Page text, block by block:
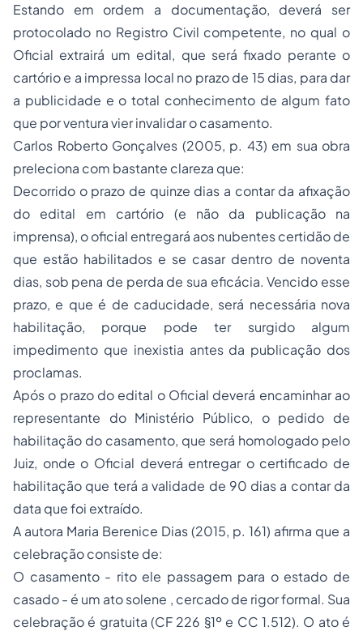
Estando em ordem a documentação, deverá ser
protocolado no Registro Civil competente, no qual o
Oficial extrairá um edital, que será fixado perante o
cartório e a impressa local no prazo de 15 dias, para dar
a publicidade e o total conhecimento de algum fato
que por ventura vier invalidar o casamento.
Carlos Roberto Gonçalves (2005, p. 43) em sua obra
preleciona com bastante clareza que:
Decorrido o prazo de quinze dias a contar da afixação
do edital em cartório (e não da publicação na
imprensa), o oficial entregará aos nubentes certidão de
que estão habilitados e se casar dentro de noventa
dias, sob pena de perda de sua eficácia. Vencido esse
prazo, e que é de caducidade, será necessária nova
habilitação, porque pode ter surgido algum
impedimento que inexistia antes da publicação dos
proclamas.
Após o prazo do edital o Oficial deverá encaminhar ao
representante do Ministério Público, o pedido de
habilitação do casamento, que será homologado pelo
Juiz, onde o Oficial deverá entregar o certificado de
habilitação que terá a validade de 90 dias a contar da
data que foi extraído.
A autora Maria Berenice Dias (2015, p. 161) afirma que a
celebração consiste de:
O casamento - rito ele passagem para o estado de
casado - é um ato solene , cercado de rigor formal. Sua
celebração é gratuita (CF 226 §1º e CC 1.512). O ato é